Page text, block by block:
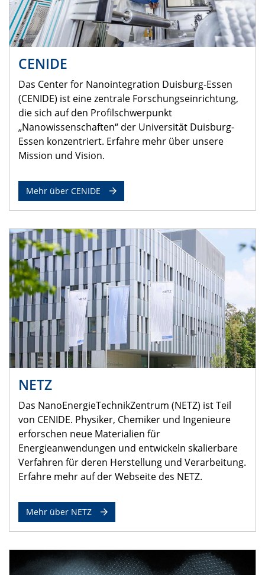
CENIDE
Das Center for Nanointegration Duisburg-Essen
(CENIDE) ist eine zentrale Forschungseinrichtung,
die sich auf den Profilschwerpunkt
„Nanowissenschaften“ der Universität Duisburg-
Essen konzentriert. Erfahre mehr über unsere
Mission und Vision.
Mehr über CENIDE
NETZ
Das NanoEnergieTechnikZentrum (NETZ) ist Teil
von CENIDE. Physiker, Chemiker und Ingenieure
erforschen neue Materialien für
Energieanwendungen und entwickeln skalierbare
Verfahren für deren Herstellung und Verarbeitung.
Erfahre mehr auf der Webseite des NETZ.
Mehr über NETZ